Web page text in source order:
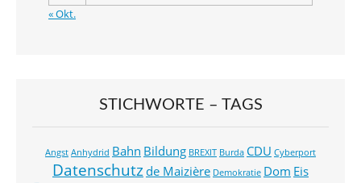
« Okt.
STICHWORTE – TAGS
Angst Anhydrid Bahn Bildung BREXIT Burda CDU Cyberport
Datenschutzde Maizière Demokratie Dom Eis